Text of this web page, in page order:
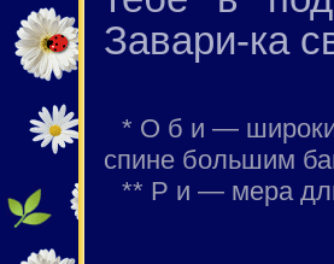
Завари-ка
* О б и —
спине большим
** Р и — мера